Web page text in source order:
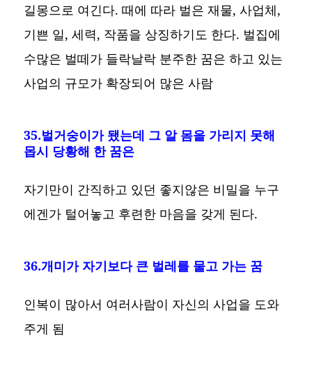
길몽으로 여긴다. 때에 따라 벌은 재물, 사업체,
기쁜 일, 세력, 작품을 상징하기도 한다. 벌집에
수많은 벌떼가 들락날락 분주한 꿈은 하고 있는
사업의 규모가 확장되어 많은 사람
35.벌거숭이가 됐는데 그 알 몸을 가리지 못해
몹시 당황해 한 꿈은
자기만이 간직하고 있던 좋지않은 비밀을 누구
에겐가 털어놓고 후련한 마음을 갖게 된다.
36.개미가 자기보다 큰 벌레를 물고 가는 꿈
인복이 많아서 여러사람이 자신의 사업을 도와
주게 됨